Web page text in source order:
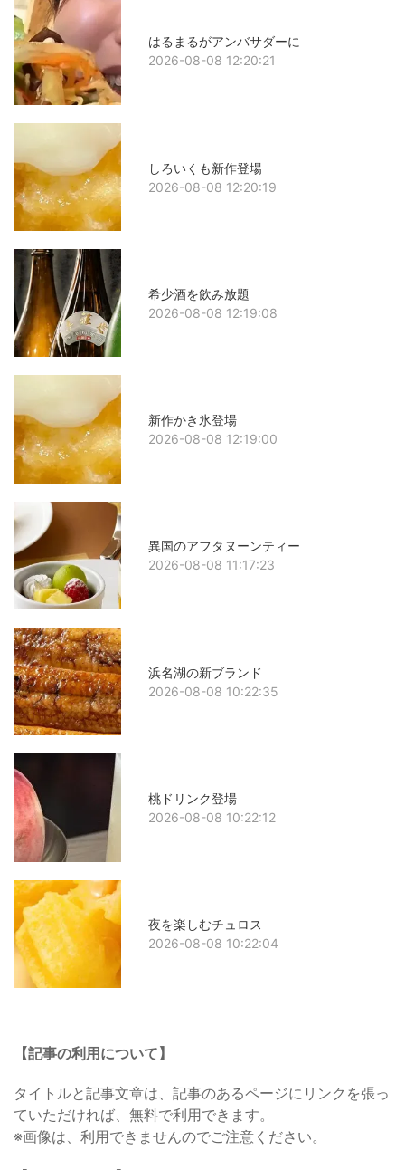
はるまるがアンバサダーに
2026-08-08 12:20:21
しろいくも新作登場
2026-08-08 12:20:19
希少酒を飲み放題
2026-08-08 12:19:08
新作かき氷登場
2026-08-08 12:19:00
異国のアフタヌーンティー
2026-08-08 11:17:23
浜名湖の新ブランド
2026-08-08 10:22:35
桃ドリンク登場
2026-08-08 10:22:12
夜を楽しむチュロス
2026-08-08 10:22:04
【記事の利用について】
タイトルと記事文章は、記事のあるページにリンクを張っ
ていただければ、無料で利用できます。
※画像は、利用できませんのでご注意ください。